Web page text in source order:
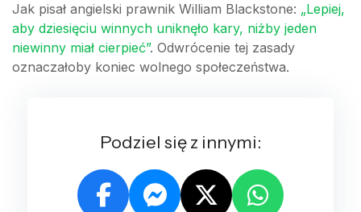
Jak pisał angielski prawnik William Blackstone: „Lepiej,
aby dziesięciu winnych uniknęło kary, niżby jeden
niewinny miał cierpieć”. Odwrócenie tej zasady
oznaczałoby koniec wolnego społeczeństwa.
Podziel się z innymi: